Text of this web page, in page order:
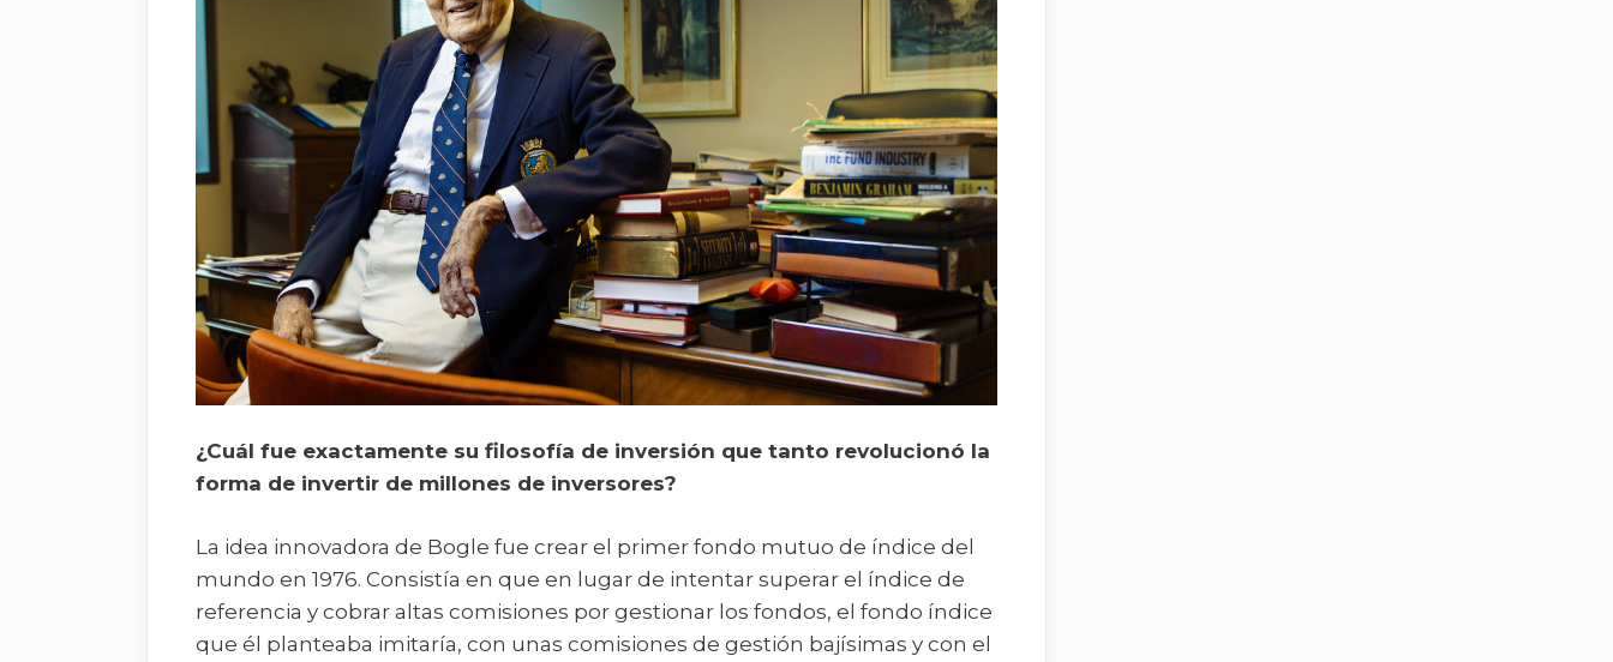
¿Cuál fue exactamente su filosofía de inversión que tanto revolucionó la
forma de invertir de millones de inversores?
La idea innovadora de Bogle fue crear el primer fondo mutuo de índice del
mundo en 1976. Consistía en que en lugar de intentar superar el índice de
referencia y cobrar altas comisiones por gestionar los fondos, el fondo índice
que él planteaba imitaría, con unas comisiones de gestión bajísimas y con el